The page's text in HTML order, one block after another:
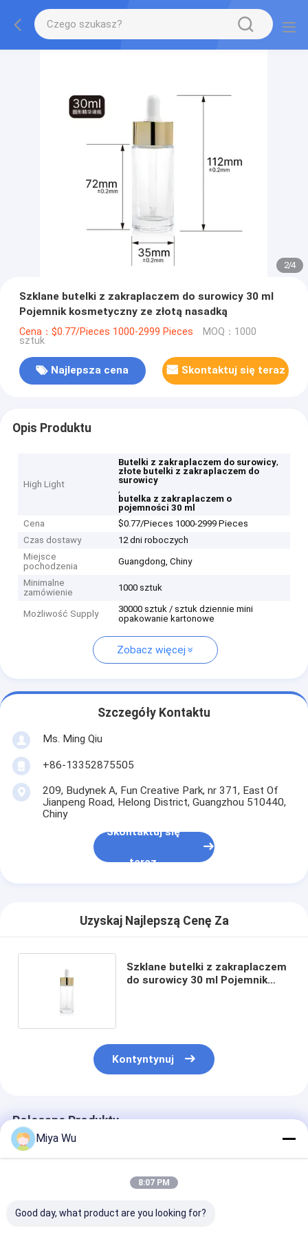
2/4
Szklane butelki z zakraplaczem do surowicy 30 ml
Pojemnik kosmetyczny ze złotą nasadką
Cena：$0.77/Pieces 1000-2999 Pieces MOQ：1000
sztuk
Najlepsza cena Skontaktuj się teraz
Opis Produktu
High Light
Butelki z zakraplaczem do surowicy,
złote butelki z zakraplaczem do
surowicy
,
butelka z zakraplaczem o
pojemności 30 ml
Cena
$0.77/Pieces 1000-2999 Pieces
Czas dostawy
12 dni roboczych
Miejsce
pochodzenia
Guangdong, Chiny
Minimalne
zamówienie
1000 sztuk
Możliwość Supply
30000 sztuk / sztuk dziennie mini
opakowanie kartonowe
Zobacz więcej
Szczegóły Kontaktu
Ms. Ming Qiu
+86-13352875505
209, Budynek A, Fun Creative Park, nr 371, East Of
Jianpeng Road, Helong District, Guangzhou 510440,
Chiny
Skontaktuj się
teraz
Uzyskaj Najlepszą Cenę Za
Szklane butelki z zakraplaczem
do surowicy 30 ml Pojemnik
Kontyntynuj
Polecane Produkty
Miya Wu
8:07 PM
Good day, what product are you looking for?